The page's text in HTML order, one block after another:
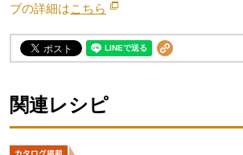
ブの詳細はこちら 別のウィンドウで開きま
関連レシピ